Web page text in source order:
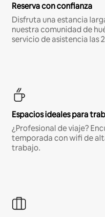
Reserva con confianza
Disfruta una estancia
nuestra comunidad de
servicio de asistencia las
Espacios ideales para
¿Profesional de viaje?
temporada con wifi de
trabajo.